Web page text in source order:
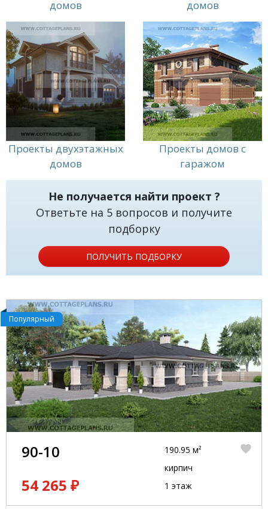
потребности и начать работу над вашим
будущим домом или коттеджем на участке
площадью 10 соток.
домов
домов
Проекты двухэтажных
домов
Проекты домов с
гаражом
Не получается найти проект ?
Ответьте на 5 вопросов и получите
подборку
ПОЛУЧИТЬ ПОДБОРКУ
Популярный
90-10
54 265 ₽
190.95 м²
кирпич
1 этаж